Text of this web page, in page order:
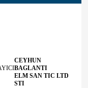
CEYHUN
BAGLANTI
ELM SAN TIC LTD
STI